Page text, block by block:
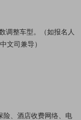
调整车型。
（如报名人
文司兼导）
险、酒店收费网络、电